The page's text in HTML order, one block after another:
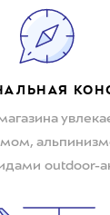
outdoor-